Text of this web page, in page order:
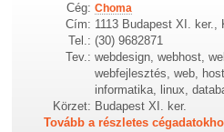
Cég: Choma
Cím: 1113 Budapest XI. ker.,
Tel.: (30) 9682871
Tev.: webdesign, webhost,
webfejlesztés, web,
informatika, linux,
Körzet: Budapest XI. ker.
Tovább a részletes